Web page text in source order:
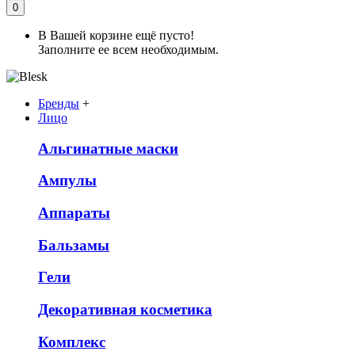
0
В Вашей корзине ещё пусто!
Заполните ее всем необходимым.
Бренды +
Лицо
Альгинатные маски
Ампулы
Аппараты
Бальзамы
Гели
Декоративная косметика
Комплекс